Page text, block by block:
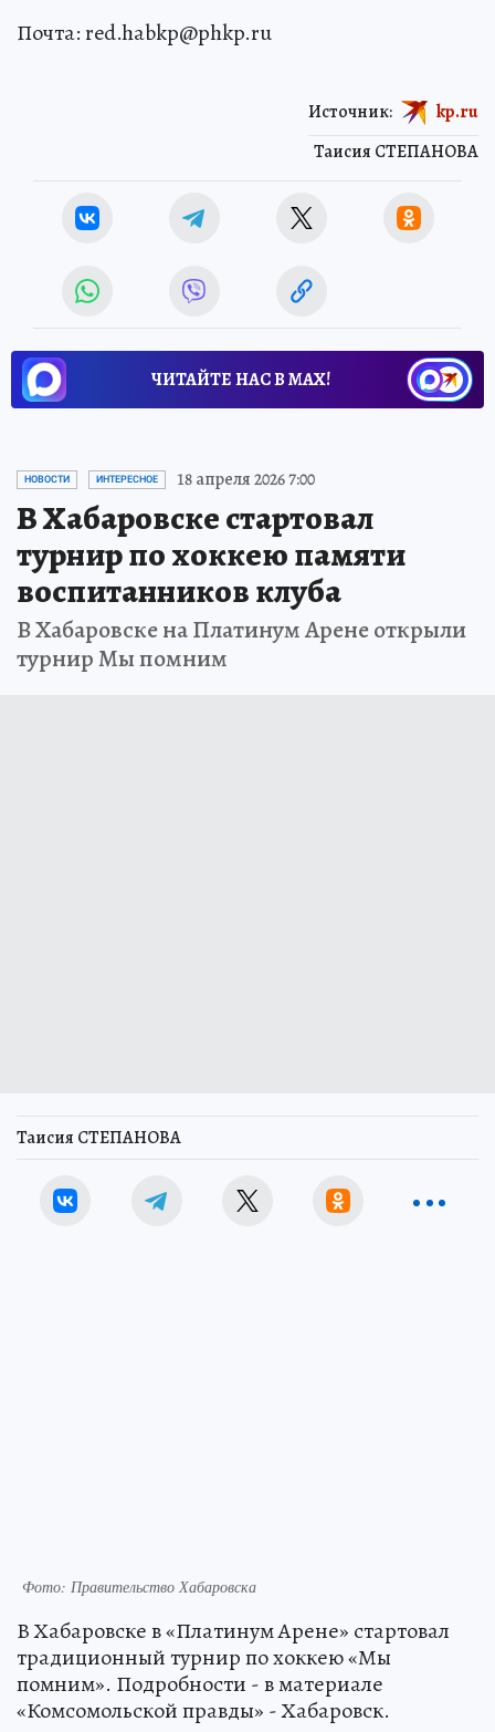
Почта: red.habkp@phkp.ru
Таисия СТЕПАНОВА
Источник: kp.ru
ЧИТАЙТЕ НАС В МАХ!
НОВОСТИ ИНТЕРЕСНОЕ 18 апреля 2026 7:00
В Хабаровске стартовал
турнир по хоккею памяти
воспитанников клуба
В Хабаровске на Платинум Арене открыли
турнир Мы помним
Таисия СТЕПАНОВА
Фото: Правительство Хабаровска
В Хабаровске в «Платинум Арене» стартовал
традиционный турнир по хоккею «Мы
помним». Подробности - в материале
«Комсомольской правды» - Хабаровск.